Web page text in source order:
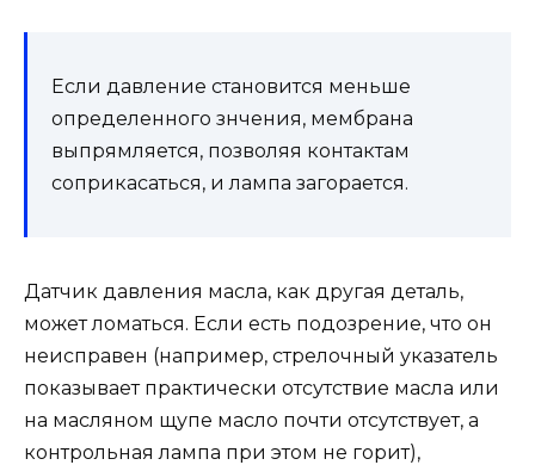
Если давление становится меньше
определенного знчения, мембрана
выпрямляется, позволяя контактам
соприкасаться, и лампа загорается.
Датчик давления масла, как другая деталь,
может ломаться. Если есть подозрение, что он
неисправен (например, стрелочный указатель
показывает практически отсутствие масла или
на масляном щупе масло почти отсутствует, а
контрольная лампа при этом не горит),